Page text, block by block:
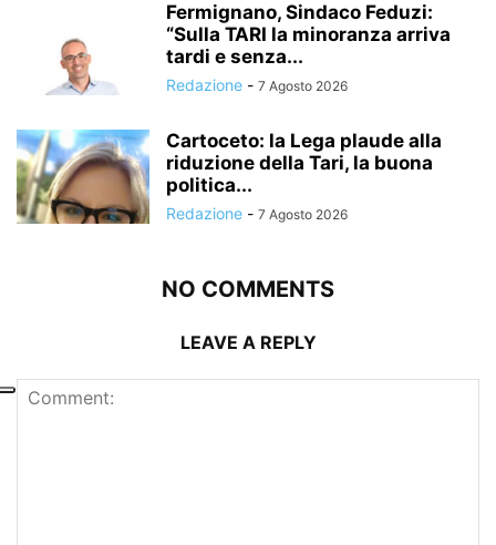
Fermignano, Sindaco Feduzi:
“Sulla TARI la minoranza arriva
tardi e senza...
Redazione - 7 Agosto 2026
Cartoceto: la Lega plaude alla
riduzione della Tari, la buona
politica...
Redazione - 7 Agosto 2026
NO COMMENTS
LEAVE A REPLY